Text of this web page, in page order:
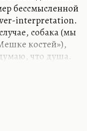
бессмысленной
interpretation.
собака (мы
костей»),
что душа.
четко. Во
собаке — в
в
Пятьдесят